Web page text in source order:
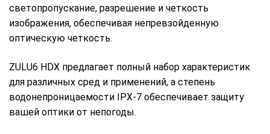
светопропускание, разрешение и четкость
изображения, обеспечивая непревзойденную
оптическую четкость.
ZULU6 HDX предлагает полный набор характеристик
для различных сред и применений, а степень
водонепроницаемости IPX-7 обеспечивает защиту
вашей оптики от непогоды.